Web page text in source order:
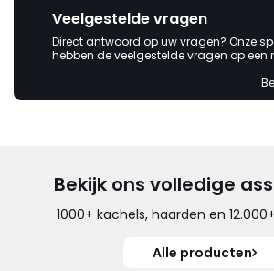
Veelgestelde vragen
Direct antwoord op uw vragen? Onze
hebben de veelgestelde vragen op een
Bekijk ons volledige
1000+ kachels, haarden en
Alle producten